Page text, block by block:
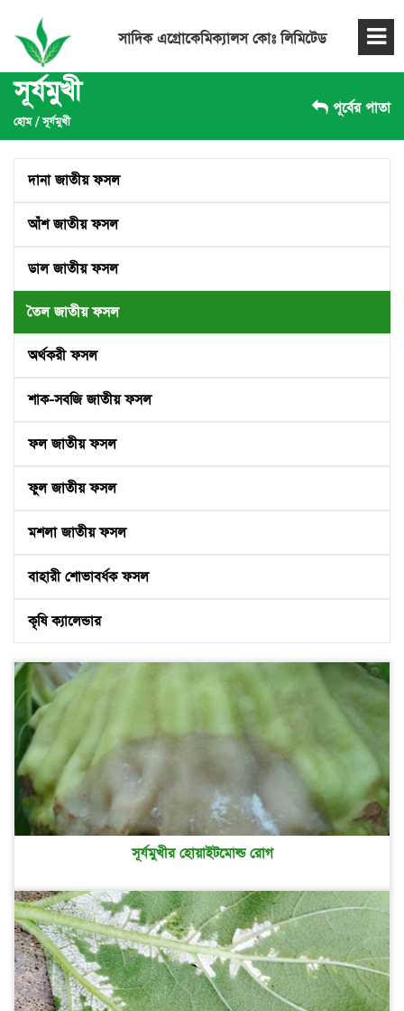
সূর্যমুখী পূর্বের পাতা
হোম/সূর্যমুখী
দানা জাতীয় ফসল
আঁশ জাতীয় ফসল
ডাল জাতীয় ফসল
তৈল জাতীয় ফসল
অর্থকরী ফসল
শাক-সবজি জাতীয় ফসল
ফল জাতীয় ফসল
ফুল জাতীয় ফসল
মশলা জাতীয় ফসল
বাহারী শোভাবর্ধক ফসল
কৃষি ক্যালেন্ডার
সূর্যমুখীর হোয়াইটমোল্ড রোগ
সাদিক এগ্রোকেমিক্যালস কোঃ লিমিটেড